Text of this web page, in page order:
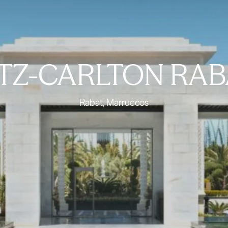
CARLTON
Rabat, Marruecos